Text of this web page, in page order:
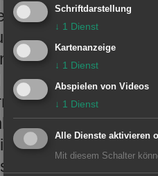
Thilo
einer
der
ist ein
Form
oder
Schriftdarstellung
↓ 1 Dienst
Kartenanzeige
↓ 1 Dienst
Abspielen von Videos
↓ 1 Dienst
Alle Dienste aktivieren
Mit diesem Schalter